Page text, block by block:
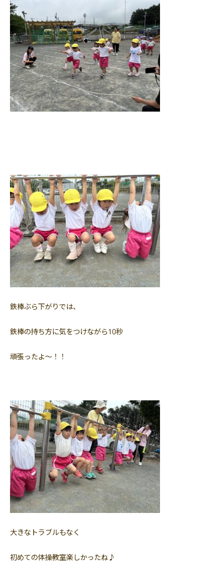
鉄棒ぶら下がりでは、
鉄棒の持ち方に気をつけながら10秒
頑張ったよ〜！！
大きなトラブルもなく
初めての体操教室楽しかったね♪